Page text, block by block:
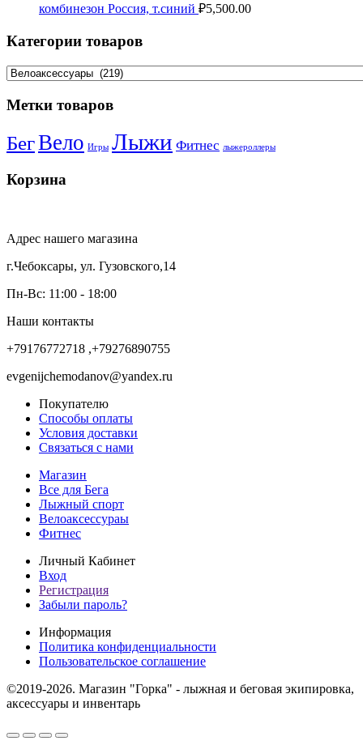
комбинезон Россия, т.синий ₽5,500.00
Категории товаров
Метки товаров
БегВело Игры Лыжи Фитнес лыжероллеры
Корзина
Адрес нашего магазина
г.Чебоксары, ул. Гузовского,14
Пн-Вс: 11:00 - 18:00
Наши контакты
+79176772718 ,+79276890755
evgenijchemodanov@yandex.ru
Покупателю
Способы оплаты
Условия доставки
Связаться с нами
Магазин
Все для Бега
Лыжный спорт
Велоаксессураы
Фитнес
Личный Кабинет
Вход
Регистрация
Забыли пароль?
Информация
Политика конфиденциальности
Пользовательское соглашение
©2019-2026. Магазин "Горка" - лыжная и беговая экипировка,
аксессуары и инвентарь